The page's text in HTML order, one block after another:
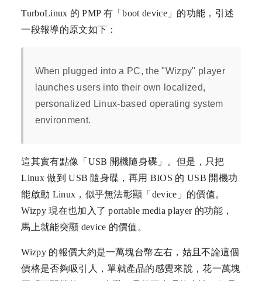
TurboLinux 的 PMP 有「boot device」的功能，引述
一段報導的原文如下：
When plugged into a PC, the "Wizpy" player
launches users into their own localized,
personalized Linux-based operating system
environment.
這其實有點像「USB 開機隨身碟」。但是，只把
Linux 做到 USB 隨身碟，再用 BIOS 的 USB 開機功
能啟動 Linux，似乎無法彰顯「device」的價值。
Wizpy 現在也加入了 portable media player 的功能，
馬上就能突顯 device 的價值。
Wizpy 的報價大約是一萬塊台幣左右，姑且不論這個
價格是否夠吸引人，單就產品的感覺來說，花一萬塊